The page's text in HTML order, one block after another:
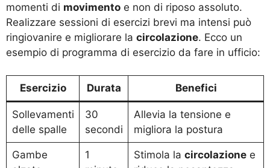
momenti di movimento e non di riposo assoluto.
Realizzare sessioni di esercizi brevi ma intensi può
ringiovanire e migliorare la circolazione. Ecco un
esempio di programma di esercizio da fare in ufficio:
Esercizio Durata Benefici
Sollevamenti
delle spalle
30
secondi
Allevia la tensione e
migliora la postura
Gambe
1
Stimola la circolazionee